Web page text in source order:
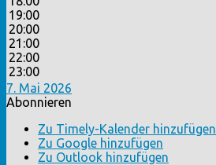
19:00
20:00
21:00
22:00
23:00
7. Mai 2026
Abonnieren
Zu Timely-Kalender hinzufügen
Zu Google hinzufügen
Zu Outlook hinzufügen